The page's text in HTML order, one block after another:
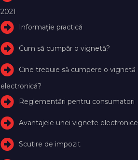
2021
Informație practică
Cum să cumpăr o vignetă?
Cine trebuie să cumpere o vignetă
electronică?
Reglementări pentru consumatori
Avantajele unei vignete electronice
Scutire de impozit